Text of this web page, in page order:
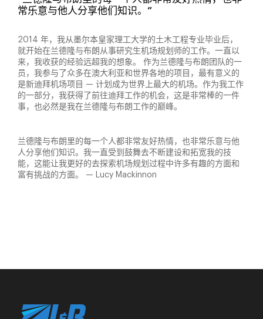
常乐意与他人分享他们知识。”
2014 年，我从墨尔本皇家理工大学的土木工程专业毕业后，
就开始在兰德隆与布朗从事研究生机场规划师的工作。一直以
来，我收获的经验远超我的想象。 作为兰德隆与布朗团队的一
员，我参与了众多在澳大利亚和世界各地的项目，最有意义的
是新迪拜机场项目 — 计划成为世界上最大的机场。作为我工作
的一部分，我获得了前往迪拜工作的机会，这是非常棒的一件
事，也必然是我在兰德隆与布朗工作的巅峰。
兰德隆与布朗里的每一个人都非常友好热情，也非常乐意与他
人分享他们知识。我一直受到鼓舞去不断建设和拓宽我的技
能，这能让我更好的去探索机场规划过程中许多有趣的方面和
富有挑战的方面。 — Lucy Mackinnon